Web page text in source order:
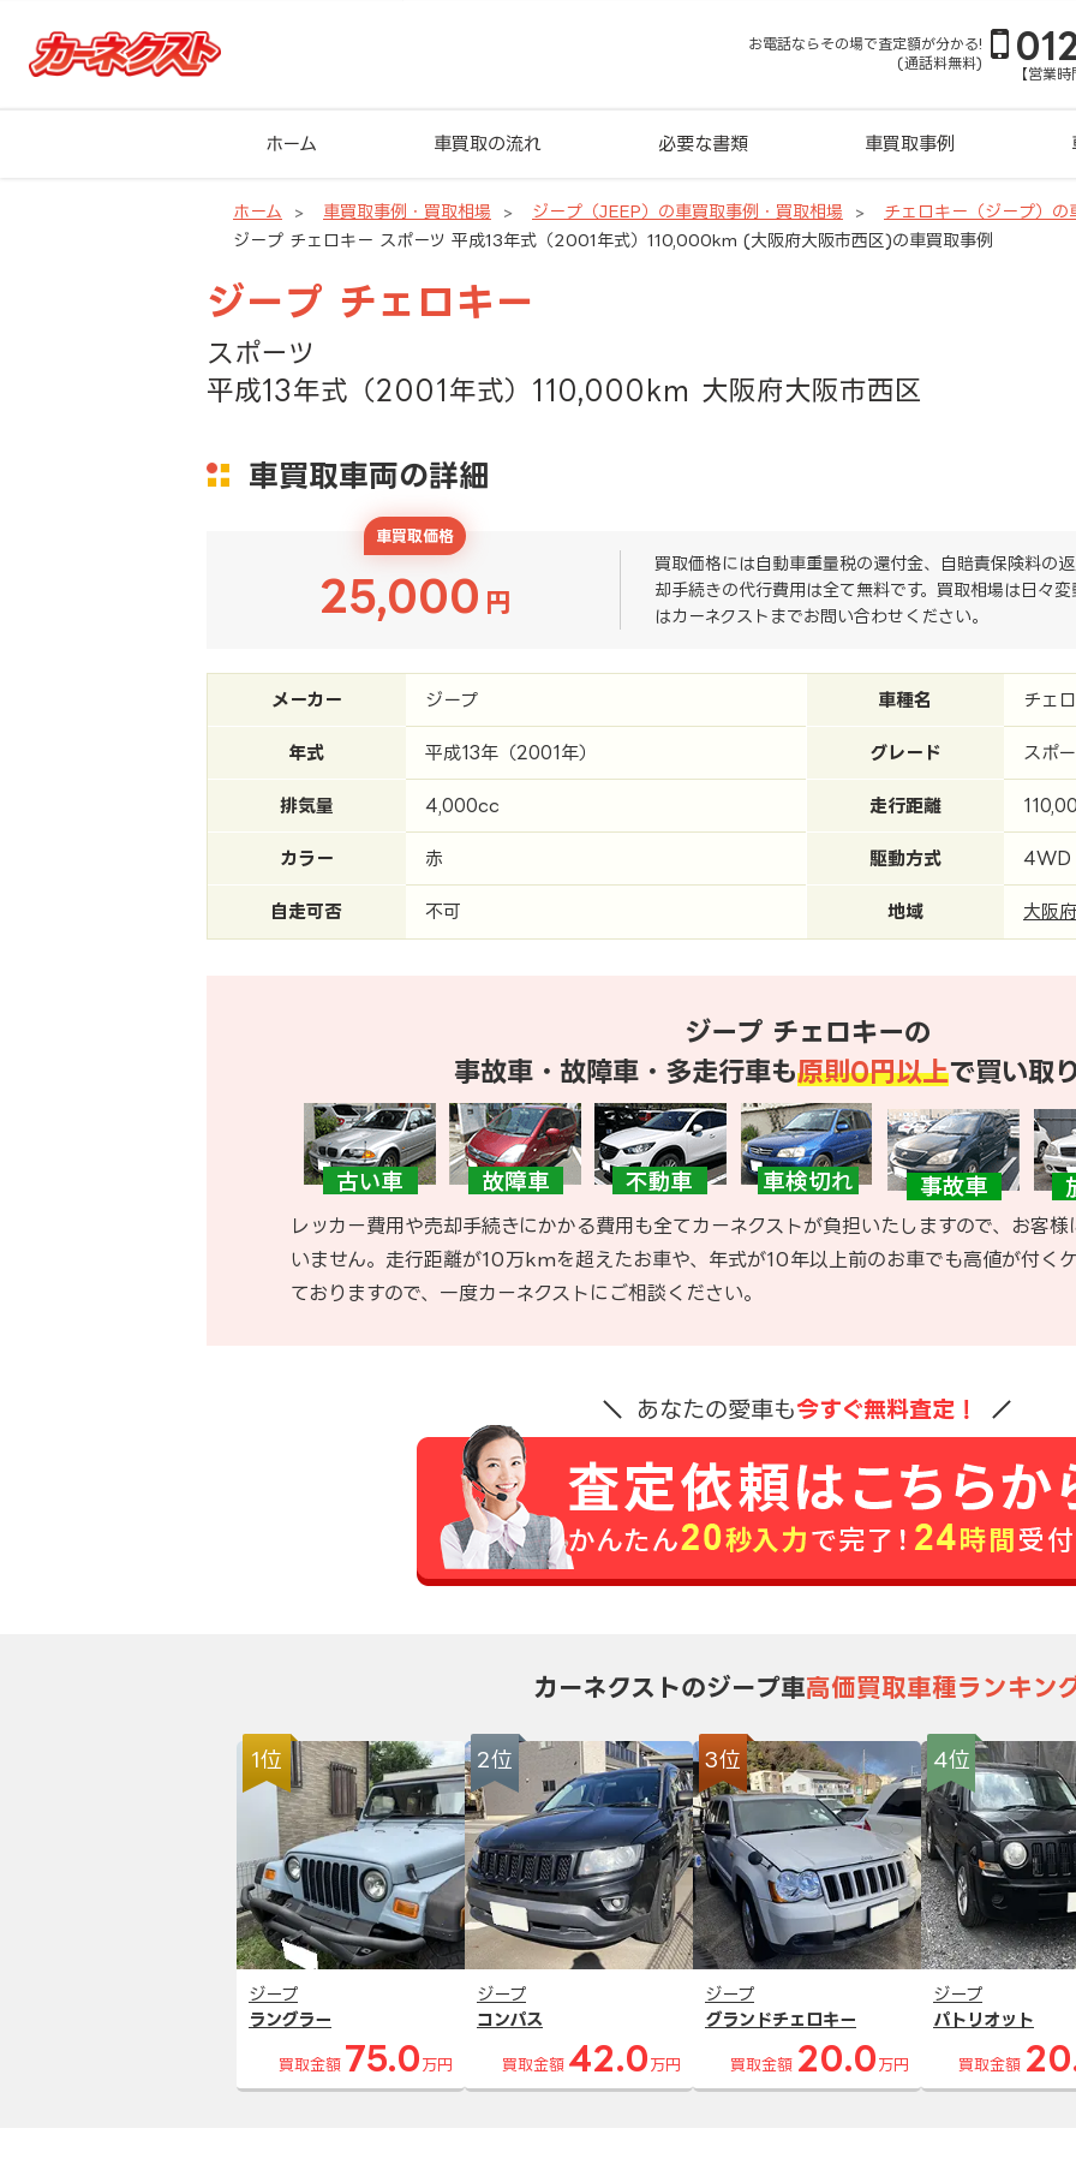
お電話ならその場で査定額が分かる!
(通話料無料)
【営業
ホーム 車買取の流れ 必要な書類 車買取事例
ホーム 車買取事例・買取相場 ジープ（JEEP）の車買取事例・買取相場
チェロキー（ジープ）の
ジープ チェロキー スポーツ 平成13年式（2001年式）110,000km (大阪府大阪市西区)の車買取事例
ジープ チェロキー
スポーツ
平成13年式（2001年式）110,000km 大阪府大阪市西区
車買取車両の詳細
車買取価格
25,000 円
買取価格には自動車重量税の還付金、自賠責保険料の
却手続きの代行費用は全て無料です。買取相場は日々
はカーネクストまでお問い合わせください。
メーカー ジープ 車種名 チェ
年式 平成13年（2001年） グレード スポ
排気量 4,000cc 走行距離
カラー 赤 駆動方式 4WD
自走可否 不可 地域 大阪府
ジープ チェロキーの
事故車・故障車・多走行車も原則0円以上で買い取
レッカー費用や売却手続きにかかる費用も全てカーネクストが負担いたしますので、お客
いません。走行距離が10万kmを超えたお車や、年式が10年以上前のお車でも高値が付く
ておりますので、一度カーネクストにご相談ください。
あなたの愛車も今すぐ無料査定！
カーネクストのジープ車高価買取車種ランキン
1位
ジープ
ラングラー
買取金額 75.0 万円
2位
ジープ
コンパス
買取金額 42.0 万円
3位
ジープ
グランドチェロキー
買取金額 20.0 万円
4位
ジープ
パトリオット
買取金額